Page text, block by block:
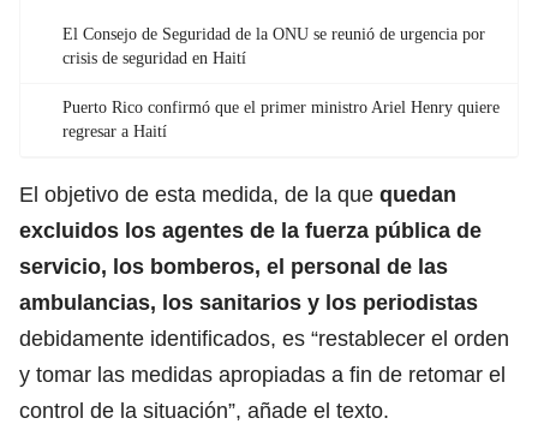
El Consejo de Seguridad de la ONU se reunió de urgencia por
crisis de seguridad en Haití
Puerto Rico confirmó que el primer ministro Ariel Henry quiere
regresar a Haití
El objetivo de esta medida, de la que quedan
excluidos los agentes de la fuerza pública de
servicio, los bomberos, el personal de las
ambulancias, los sanitarios y los periodistas
debidamente identificados, es “restablecer el orden
y tomar las medidas apropiadas a fin de retomar el
control de la situación”, añade el texto.